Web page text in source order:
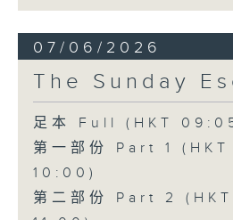
07/06/2026
The Sunday
足本 Full (HKT
第一部份 Part 1
10:00)
第二部份 Part 2